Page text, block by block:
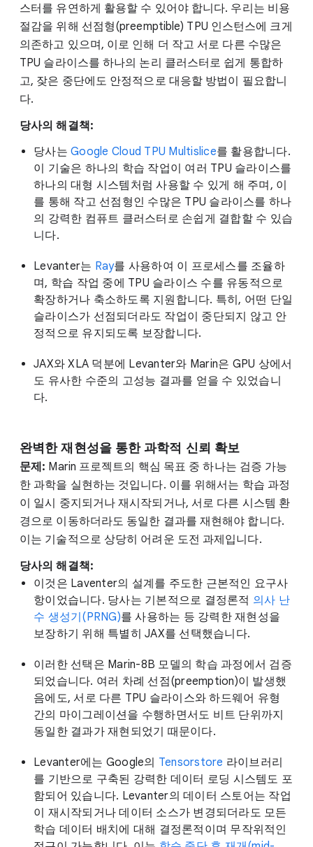
스터를 유연하게 활용할 수 있어야 합니다. 우리는 비용
절감을 위해 선점형(preemptible) TPU 인스턴스에 크게
의존하고 있으며, 이로 인해 더 작고 서로 다른 수많은
TPU 슬라이스를 하나의 논리 클러스터로 쉽게 통합하
고, 잦은 중단에도 안정적으로 대응할 방법이 필요합니
다.
당사의 해결책:
당사는 Google Cloud TPU Multislice를 활용합니다.
이 기술은 하나의 학습 작업이 여러 TPU 슬라이스를
하나의 대형 시스템처럼 사용할 수 있게 해 주며, 이
를 통해 작고 선점형인 수많은 TPU 슬라이스를 하나
의 강력한 컴퓨트 클러스터로 손쉽게 결합할 수 있습
니다.
Levanter는 Ray를 사용하여 이 프로세스를 조율하
며, 학습 작업 중에 TPU 슬라이스 수를 유동적으로
확장하거나 축소하도록 지원합니다. 특히, 어떤 단일
슬라이스가 선점되더라도 작업이 중단되지 않고 안
정적으로 유지되도록 보장합니다.
JAX와 XLA 덕분에 Levanter와 Marin은 GPU 상에서
도 유사한 수준의 고성능 결과를 얻을 수 있었습니
다.
완벽한 재현성을 통한 과학적 신뢰 확보
문제: Marin 프로젝트의 핵심 목표 중 하나는 검증 가능
한 과학을 실현하는 것입니다. 이를 위해서는 학습 과정
이 일시 중지되거나 재시작되거나, 서로 다른 시스템 환
경으로 이동하더라도 동일한 결과를 재현해야 합니다.
이는 기술적으로 상당히 어려운 도전 과제입니다.
당사의 해결책:
이것은 Laventer의 설계를 주도한 근본적인 요구사
항이었습니다. 당사는 기본적으로 결정론적 의사 난
수 생성기(PRNG)를 사용하는 등 강력한 재현성을
보장하기 위해 특별히 JAX를 선택했습니다.
이러한 선택은 Marin-8B 모델의 학습 과정에서 검증
되었습니다. 여러 차례 선점(preemption)이 발생했
음에도, 서로 다른 TPU 슬라이스와 하드웨어 유형
간의 마이그레이션을 수행하면서도 비트 단위까지
동일한 결과가 재현되었기 때문이다.
Levanter에는 Google의 Tensorstore 라이브러리
를 기반으로 구축된 강력한 데이터 로딩 시스템도 포
함되어 있습니다. Levanter의 데이터 스토어는 작업
이 재시작되거나 데이터 소스가 변경되더라도 모든
학습 데이터 배치에 대해 결정론적이며 무작위적인